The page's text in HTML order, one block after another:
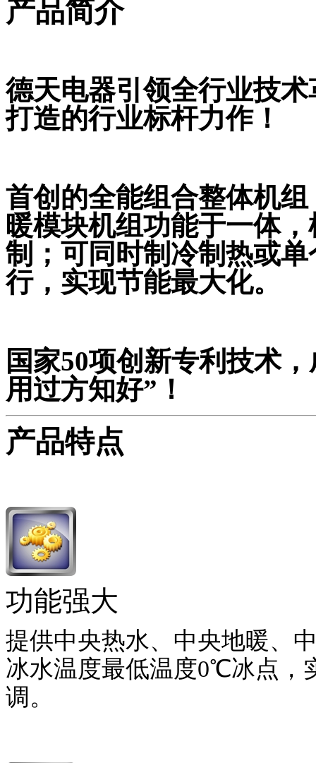
产品简介
德天电器引领全行业技
打造的行业标杆力作！
首创的全能组合整体机
暖模块机组功能于一体
制；可同时制冷制热或
行，实现节能最大化。
国家50项创新专利技术
用过方知好”！
产品特点
功能强大
提供中央热水、中央地暖、
冰水温度最低温度0℃冰点，
调。